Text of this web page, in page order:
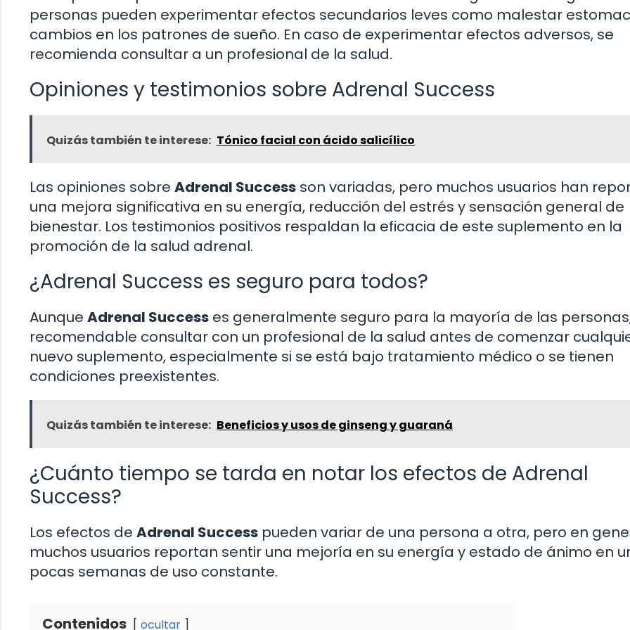
personas pueden experimentar efectos secundarios leves como malestar
cambios en los patrones de sueño. En caso de experimentar efectos adversos, se
recomienda consultar a un profesional de la salud.
Opiniones y testimonios sobre Adrenal Success
Quizás también te interese: Tónico facial con ácido salicílico
Las opiniones sobre Adrenal Success son variadas, pero muchos usuarios han
una mejora significativa en su energía, reducción del estrés y sensación general de
bienestar. Los testimonios positivos respaldan la eficacia de este suplemento en la
promoción de la salud adrenal.
¿Adrenal Success es seguro para todos?
Aunque Adrenal Success es generalmente seguro para la mayoría de las
recomendable consultar con un profesional de la salud antes de comenzar
nuevo suplemento, especialmente si se está bajo tratamiento médico o se tienen
condiciones preexistentes.
Quizás también te interese: Beneficios y usos de ginseng y guaraná
¿Cuánto tiempo se tarda en notar los efectos de Adrenal
Success?
Los efectos de Adrenal Success pueden variar de una persona a otra, pero en
muchos usuarios reportan sentir una mejoría en su energía y estado de ánimo en
pocas semanas de uso constante.
Contenidos ocultar